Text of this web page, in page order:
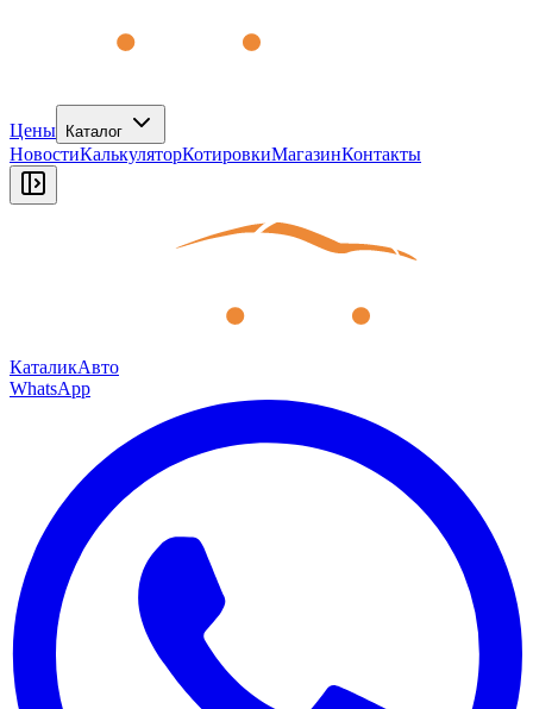
Цены Каталог
НовостиКалькуляторКотировкиМагазинКонтакты
КаталикАвто
WhatsApp